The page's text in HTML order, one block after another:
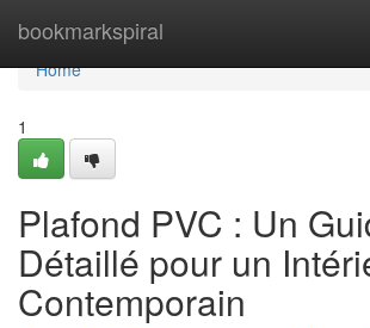
bookmarkspiral
Home
Home
1
Plafond PVC : Un
Détaillé pour un
Contemporain